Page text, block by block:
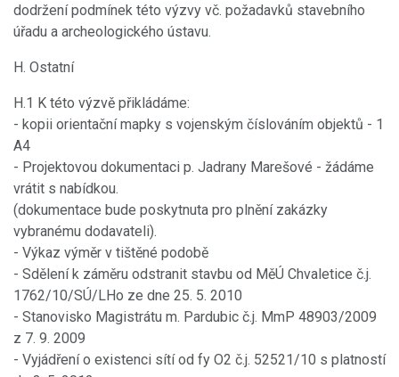
dodržení podmínek této výzvy vč. požadavků stavebního
úřadu a archeologického ústavu.
H. Ostatní
H.1 K této výzvě přikládáme:
- kopii orientační mapky s vojenským číslováním objektů - 1
A4
- Projektovou dokumentaci p. Jadrany Marešové - žádáme
vrátit s nabídkou.
(dokumentace bude poskytnuta pro plnění zakázky
vybranému dodavateli).
- Výkaz výměr v tištěné podobě
- Sdělení k záměru odstranit stavbu od MěÚ Chvaletice č.j.
1762/10/SÚ/LHo ze dne 25. 5. 2010
- Stanovisko Magistrátu m. Pardubic č.j. MmP 48903/2009
z 7. 9. 2009
- Vyjádření o existenci sítí od fy O2 č.j. 52521/10 s platností